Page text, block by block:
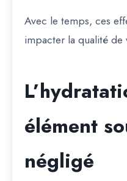
Avec le temps, ces
impacter la qualité de
élément
négligé